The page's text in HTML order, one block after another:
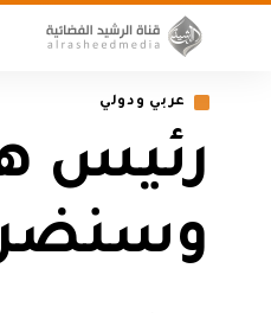
عربي ودولي
رئيس